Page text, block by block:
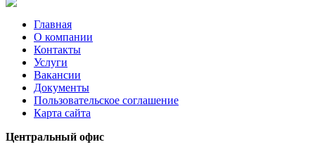
Главная
О компании
Контакты
Услуги
Вакансии
Документы
Пользовательское соглашение
Карта сайта
Центральный офис